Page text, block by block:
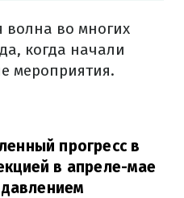
волна во многих
когда начали
мероприятия.
прогресс в
в апреле-мае